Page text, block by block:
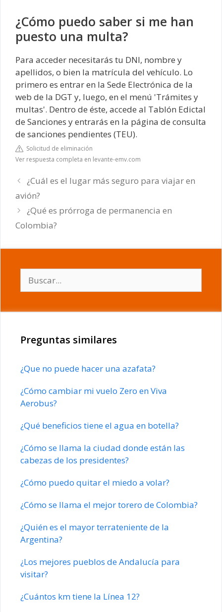
¿Cómo puedo saber si me han
puesto una multa?
Para acceder necesitarás tu DNI, nombre y
apellidos, o bien la matrícula del vehículo. Lo
primero es entrar en la Sede Electrónica de la
web de la DGT y, luego, en el menú 'Trámites y
multas'. Dentro de éste, accede al Tablón Edictal
de Sanciones y entrarás en la página de consulta
de sanciones pendientes (TEU).
Solicitud de eliminación
Ver respuesta completa en levante-emv.com
¿Cuál es el lugar más seguro para viajar en
avión?
¿Qué es prórroga de permanencia en
Colombia?
Preguntas similares
¿Que no puede hacer una azafata?
¿Cómo cambiar mi vuelo Zero en Viva
Aerobus?
¿Qué beneficios tiene el agua en botella?
¿Cómo se llama la ciudad donde están las
cabezas de los presidentes?
¿Cómo puedo quitar el miedo a volar?
¿Cómo se llama el mejor torero de Colombia?
¿Quién es el mayor terrateniente de la
Argentina?
¿Los mejores pueblos de Andalucía para
visitar?
¿Cuántos km tiene la Línea 12?